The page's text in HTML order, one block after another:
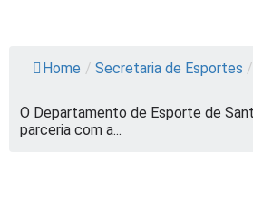
Home / Secretaria de Esportes /
O Departamento de Esporte de
parceria com a...